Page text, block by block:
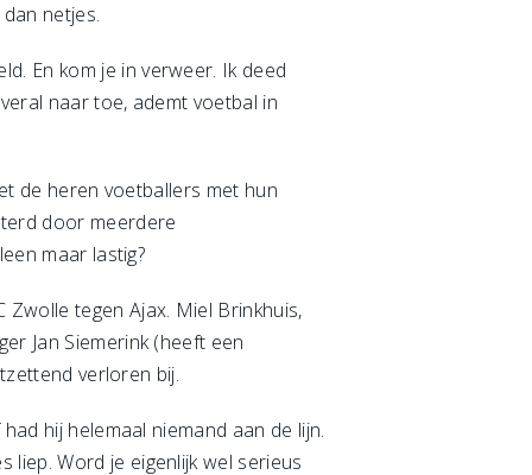
netjes.
En kom je in verweer. Ik deed
naar toe, ademt voetbal in
de heren voetballers met hun
door meerdere
maar lastig?
tegen Ajax. Miel Brinkhuis,
Jan Siemerink (heeft een
verloren bij.
hij helemaal niemand aan de lijn.
liep. Word je eigenlijk wel serieus